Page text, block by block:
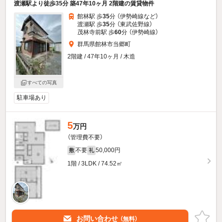
渡瀬駅より徒歩35分 築47年10ヶ月 2階建の賃貸物件
すべての写真
館林駅 歩35分 （伊勢崎線など）
渡瀬駅 歩35分 （東武佐野線）
茂林寺前駅 歩60分 （伊勢崎線）
群馬県館林市当郷町
2階建 / 47年10ヶ月 / 木造
駐車場あり
5万円
（管理費不要）
敷 不要 礼 50,000円
1階 / 3LDK / 74.52㎡
お問い合わせ （無料）